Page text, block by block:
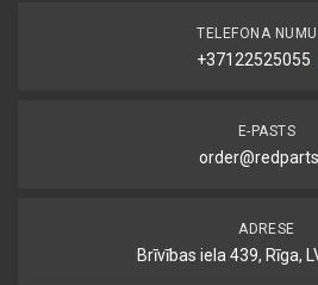
TELEFONA
+37122525055
E-PASTS
ADRESE
Brīvības iela 439, Rīga,